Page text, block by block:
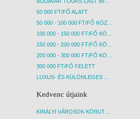
BUDAVÁR TOURS LAST MINUTE AKCIÓS UTAK
50 000 FT/FŐ ALATT
50 000 - 100 000 FT/FŐ KÖZÖTT
100 000 - 150 000 FT/FŐ KÖZÖTT
150 000 - 200 000 FT/FŐ KÖZÖTT
200 000 - 300 000 FT/FŐ KÖZÖTT
300 000 FT/FŐ FELETT
LUXUS- ÉS KÜLÖNLEGES UTAK
Kedvenc útjaink
KIRÁLYI VÁROSOK KÖRUTAZÁS KÖZVETLEN REPÜLŐJÁRATTAL - BUDAPEST, REPÜLŐ